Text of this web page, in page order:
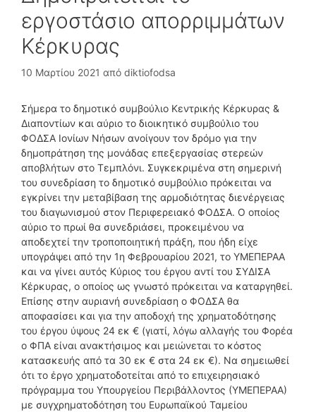
εργοστάσιο απορριμμάτων
Κέρκυρας
10 Μαρτίου 2021 από diktiofodsa
Σήμερα το δημοτικό συμβούλιο Κεντρικής Κέρκυρας &
Διαποντίων και αύριο το διοικητικό συμβούλιο του
ΦΟΔΣΑ Ιονίων Νήσων ανοίγουν τον δρόμο για την
δημοπράτηση της μονάδας επεξεργασίας στερεών
αποβλήτων στο Τεμπλόνι. Συγκεκριμένα στη σημερινή
του συνεδρίαση το δημοτικό συμβούλιο πρόκειται να
εγκρίνει την μεταβίβαση της αρμοδιότητας διενέργειας
του διαγωνισμού στον Περιφερειακό ΦΟΔΣΑ. Ο οποίος
αύριο το πρωί θα συνεδριάσει, προκειμένου να
αποδεχτεί την τροποποιητική πράξη, που ήδη είχε
υπογράψει από την 1η Φεβρουαρίου 2021, το ΥΜΕΠΕΡΑΑ
και να γίνει αυτός Κύριος του έργου αντί του ΣΥΔΙΣΑ
Κέρκυρας, ο οποίος ως γνωστό πρόκειται να καταργηθεί.
Επίσης στην αυριανή συνεδρίαση ο ΦΟΔΣΑ θα
αποφασίσει και για την αποδοχή της χρηματοδότησης
του έργου ύψους 24 εκ € (γιατί, λόγω αλλαγής του Φορέα
ο ΦΠΑ είναι ανακτήσιμος και μειώνεται το κόστος
κατασκευής από τα 30 εκ € στα 24 εκ €). Να σημειωθεί
ότι το έργο χρηματοδοτείται από το επιχειρησιακό
πρόγραμμα του Υπουργείου Περιβάλλοντος (ΥΜΕΠΕΡΑΑ)
με συγχρηματοδότηση του Ευρωπαϊκού Ταμείου